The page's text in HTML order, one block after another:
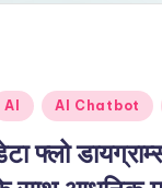
AI AI Chatbot
फ्लो